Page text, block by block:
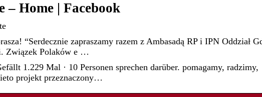
Home | Facebook
“Serdecznie zapraszamy razem z Ambasadą RP i IPN Oddział
Związek Polaków e …
1.229 Mal · 10 Personen sprechen darüber. pomagamy, radzimy,
projekt przeznaczony…